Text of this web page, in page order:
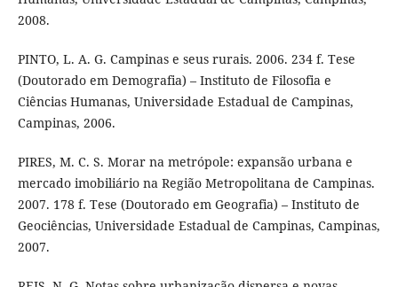
2008.
PINTO, L. A. G. Campinas e seus rurais. 2006. 234 f. Tese
(Doutorado em Demografia) – Instituto de Filosofia e
Ciências Humanas, Universidade Estadual de Campinas,
Campinas, 2006.
PIRES, M. C. S. Morar na metrópole: expansão urbana e
mercado imobiliário na Região Metropolitana de Campinas.
2007. 178 f. Tese (Doutorado em Geografia) – Instituto de
Geociências, Universidade Estadual de Campinas, Campinas,
2007.